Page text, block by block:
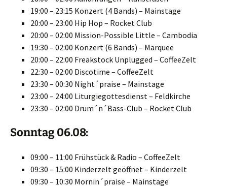
19:00 – 23:15 Konzert (4 Bands) – Mainstage
20:00 – 23:00 Hip Hop – Rocket Club
20:00 – 02:00 Mission-Possible Little – Cambodia
19:30 – 02:00 Konzert (6 Bands) – Marquee
20:00 – 22:00 Freakstock Unplugged – CoffeeZelt
22:30 – 02:00 Discotime – CoffeeZelt
23:30 – 00:30 Night´praise – Mainstage
23:00 – 24:00 Liturgiegottesdienst – Feldkirche
23:30 – 02:00 Drum´n´Bass-Club – Rocket Club
Sonntag 06.08:
09:00 – 11:00 Frühstück & Radio – CoffeeZelt
09:30 – 15:00 Kinderzelt geöffnet – Kinderzelt
09:30 – 10:30 Mornin´praise – Mainstage